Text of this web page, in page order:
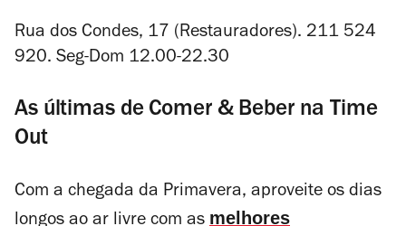
Rua dos Condes, 17 (Restauradores). 211 524
920. Seg-Dom 12.00-22.30
As últimas de Comer & Beber na Time
Out
Com a chegada da Primavera, aproveite os dias
longos ao ar livre com as melhores